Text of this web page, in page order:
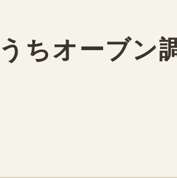
ちオーブン